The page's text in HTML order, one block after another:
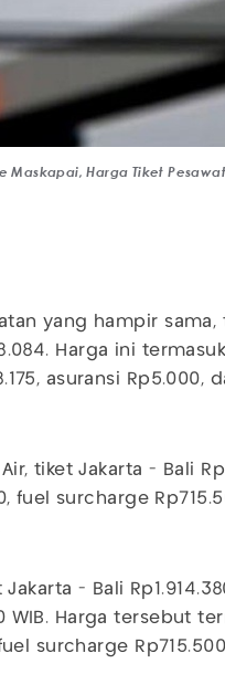
Maskapai, Harga Tiket
yang hampir sama,
Harga ini
asuransi Rp5.000,
tiket Jakarta - Bali
fuel surcharge
- Bali
WIB. Harga tersebut
surcharge